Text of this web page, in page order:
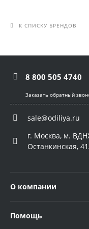
К СПИСКУ БРЕНДОВ
8 800 505 4740
Заказать обратный
sale@odiliya.ru
г. Москва, м.
Останкинская,
О компании
Помощь